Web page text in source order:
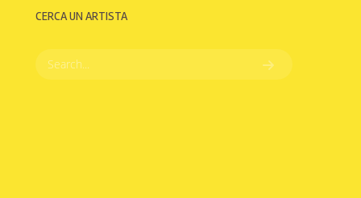
CERCA UN ARTISTA